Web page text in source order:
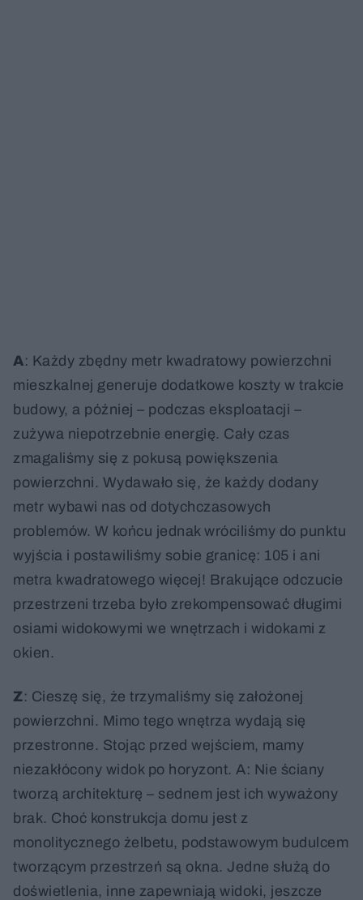
A: Każdy zbędny metr kwadratowy powierzchni
mieszkalnej generuje dodatkowe koszty w trakcie
budowy, a później – podczas eksploatacji –
zużywa niepotrzebnie energię. Cały czas
zmagaliśmy się z pokusą powiększenia
powierzchni. Wydawało się, że każdy dodany
metr wybawi nas od dotychczasowych
problemów. W końcu jednak wróciliśmy do punktu
wyjścia i postawiliśmy sobie granicę: 105 i ani
metra kwadratowego więcej! Brakujące odczucie
przestrzeni trzeba było zrekompensować długimi
osiami widokowymi we wnętrzach i widokami z
okien.
Z: Cieszę się, że trzymaliśmy się założonej
powierzchni. Mimo tego wnętrza wydają się
przestronne. Stojąc przed wejściem, mamy
niezakłócony widok po horyzont. A: Nie ściany
tworzą architekturę – sednem jest ich wyważony
brak. Choć konstrukcja domu jest z
monolitycznego żelbetu, podstawowym budulcem
tworzącym przestrzeń są okna. Jedne służą do
doświetlenia, inne zapewniają widoki, jeszcze